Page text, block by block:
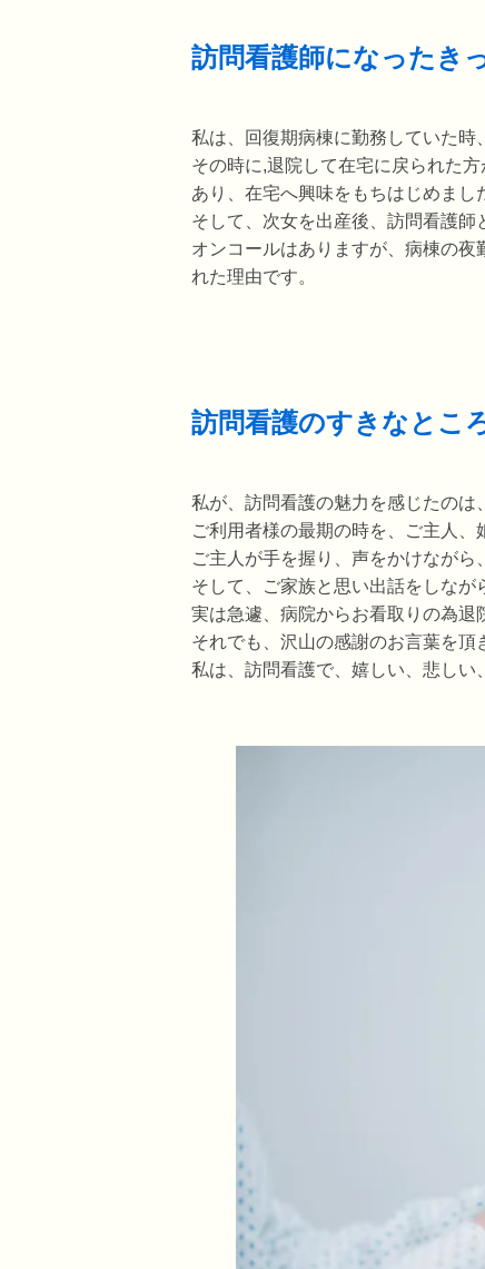
訪問看護師になったき
私は、回復期病棟に勤務していた時
その時に,退院して在宅に戻られた
あり、在宅へ興味をもちはじめまし
そして、次女を出産後、訪問看護師
オンコールはありますが、病棟の
れた理由です。
訪問看護のすきなとこ
私が、訪問看護の魅力を感じたのは
ご利用者様の最期の時を、ご主人、
ご主人が手を握り、声をかけながら
そして、ご家族と思い出話をしなが
実は急遽、病院からお看取りの為退
それでも、沢山の感謝のお言葉を頂
私は、訪問看護で、嬉しい、悲しい